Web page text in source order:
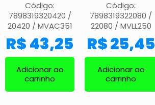
Código:
7898319320420 /
20420 / MVAC351
R$43,25
Adicionar ao
carrinho
Código:
7898319322080 /
22080 / MVLL250
R$25,45
Adicionar ao
carrinho